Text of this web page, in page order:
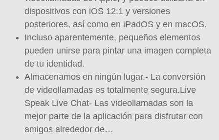
dispositivos con iOS 12.1 y versiones
posteriores, así como en iPadOS y en macOS.
Incluso aparentemente, pequeños elementos
pueden unirse para pintar una imagen completa
de tu identidad.
Almacenamos en ningún lugar.- La conversión
de videollamadas es totalmente segura.Live
Speak Live Chat- Las videollamadas son la
mejor parte de la aplicación para disfrutar con
amigos alrededor de…